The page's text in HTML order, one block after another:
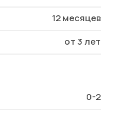
12 месяцев
от 3 лет
0-2